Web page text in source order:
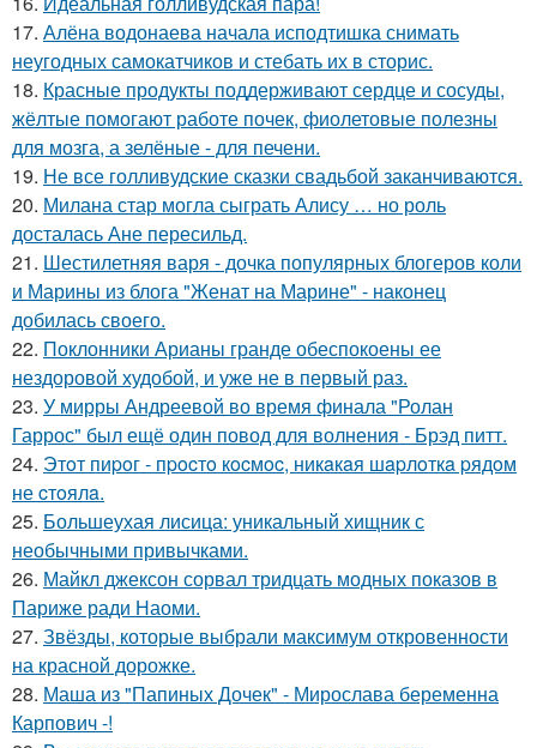
17. Алёна водонаева начала исподтишка снимать
неугодных самокатчиков и стебать их в сторис.
18. Красные продукты поддерживают сердце и сосуды,
жёлтые помогают работе почек, фиолетовые полезны
для мозга, а зелёные - для печени.
19. Не все голливудские сказки свадьбой заканчиваются.
20. Милана стар могла сыграть Алису … но роль
досталась Ане пересильд.
21. Шестилетняя варя - дочка популярных блогеров коли
и Марины из блога "Женат на Марине" - наконец
добилась своего.
22. Поклонники Арианы гранде обеспокоены ее
нездоровой худобой, и уже не в первый раз.
23. У мирры Андреевой во время финала "Ролан
Гаррос" был ещё один повод для волнения - Брэд питт.
24. Этoт пиpoг - пpocтo кocмoc, никaкaя шapлoткa pядoм
не cтoялa.
25. Большеухая лисица: уникальный хищник с
необычными привычками.
26. Майкл джексон сорвал тридцать модных показов в
Париже ради Наоми.
27. Звёзды, которые выбрали максимум откровенности
на красной дорожке.
28. Маша из "Папиных Дочек" - Мирослава беременна
Карпович -!